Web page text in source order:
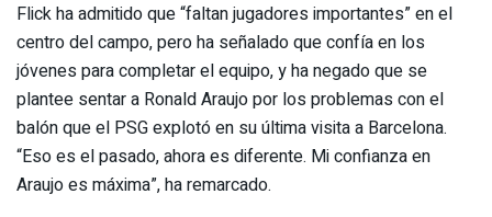
Flick ha admitido que “faltan jugadores importantes” en el
centro del campo, pero ha señalado que confía en los
jóvenes para completar el equipo, y ha negado que se
plantee sentar a Ronald Araujo por los problemas con el
balón que el PSG explotó en su última visita a Barcelona.
“Eso es el pasado, ahora es diferente. Mi confianza en
Araujo es máxima”, ha remarcado.